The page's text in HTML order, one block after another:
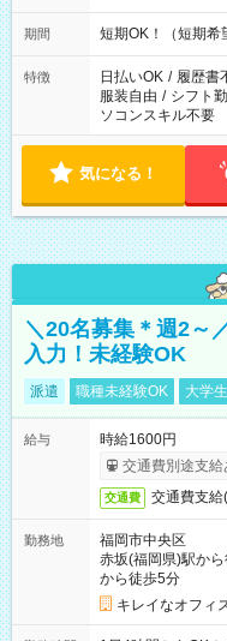
期間 短期OK！（短期希
特徴 日払いOK / 履歴書
服装自由 / シフト
ソコンスキル不要
気になる！
＼20名募集＊週2～
入力！未経験OK
派遣 職種未経験OK 大学
給与
時給1600円
交通費別途支給
交通費 交通費支給
勤務地
福岡市中央区
赤坂(福岡県)駅か
から徒歩5分
キレイなオフィ